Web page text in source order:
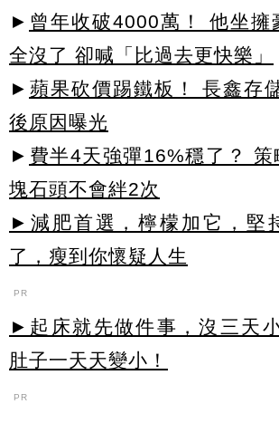
► 曾年收破4000萬！ 他坐擁
全沒了 卻喊「比過去更快樂」
► 蘋果砍價踢鐵板！ 長鑫存
後原因曝光
► 費半4天強彈16%穩了？ 策
塊石頭不會絆2次
►減肥首選，檸檬加它，堅
了，瘦到你懷疑人生
PR
►起床就先做件事，沒三天
肚子一天天變小！
PR